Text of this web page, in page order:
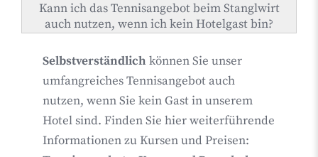
Kann ich das Tennisangebot beim Stanglwirt
auch nutzen, wenn ich kein Hotelgast bin?
Selbstverständlich können Sie unser
umfangreiches Tennisangebot auch
nutzen, wenn Sie kein Gast in unserem
Hotel sind. Finden Sie hier weiterführende
Informationen zu Kursen und Preisen: